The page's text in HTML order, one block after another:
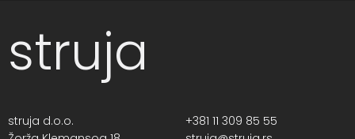
struja
struja d.o.o.
+381 11 309 85 55